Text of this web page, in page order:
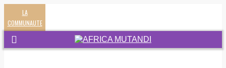
LA
COMMUNAUTE